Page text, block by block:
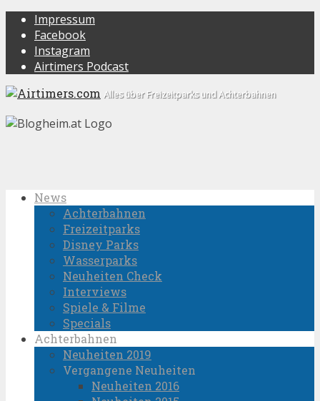
Impressum
Facebook
Instagram
Airtimers Podcast
Alles über Freizeitparks und Achterbahnen
News
Achterbahnen
Freizeitparks
Disney Parks
Wasserparks
Neuheiten Check
Interviews
Spiele & Filme
Specials
Achterbahnen
Neuheiten 2019
Vergangene Neuheiten
Neuheiten 2016